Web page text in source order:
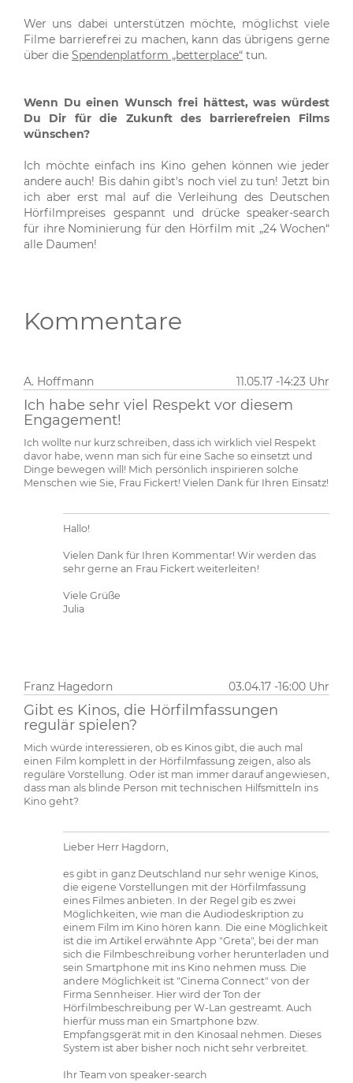
Wer uns dabei unterstützen möchte, möglichst viele
Filme barrierefrei zu machen, kann das übrigens gerne
über die Spendenplatform „betterplace“ tun.
Wenn Du einen Wunsch frei hättest, was würdest
Du Dir für die Zukunft des barrierefreien Films
wünschen?
Ich möchte einfach ins Kino gehen können wie jeder
andere auch! Bis dahin gibt's noch viel zu tun! Jetzt bin
ich aber erst mal auf die Verleihung des Deutschen
Hörfilmpreises gespannt und drücke speaker-search
für ihre Nominierung für den Hörfilm mit „24 Wochen“
alle Daumen!
Kommentare
A. Hoffmann 11.05.17 -14:23 Uhr
Ich habe sehr viel Respekt vor diesem
Engagement!
Ich wollte nur kurz schreiben, dass ich wirklich viel Respekt
davor habe, wenn man sich für eine Sache so einsetzt und
Dinge bewegen will! Mich persönlich inspirieren solche
Menschen wie Sie, Frau Fickert! Vielen Dank für Ihren Einsatz!
Hallo!
Vielen Dank für Ihren Kommentar! Wir werden das
sehr gerne an Frau Fickert weiterleiten!
Viele Grüße
Julia
Franz Hagedorn 03.04.17 -16:00 Uhr
Gibt es Kinos, die Hörfilmfassungen
regulär spielen?
Mich würde interessieren, ob es Kinos gibt, die auch mal
einen Film komplett in der Hörfilmfassung zeigen, also als
reguläre Vorstellung. Oder ist man immer darauf angewiesen,
dass man als blinde Person mit technischen Hilfsmitteln ins
Kino geht?
Lieber Herr Hagdorn,
es gibt in ganz Deutschland nur sehr wenige Kinos,
die eigene Vorstellungen mit der Hörfilmfassung
eines Filmes anbieten. In der Regel gib es zwei
Möglichkeiten, wie man die Audiodeskription zu
einem Film im Kino hören kann. Die eine Möglichkeit
ist die im Artikel erwähnte App "Greta", bei der man
sich die Filmbeschreibung vorher herunterladen und
sein Smartphone mit ins Kino nehmen muss. Die
andere Möglichkeit ist "Cinema Connect" von der
Firma Sennheiser. Hier wird der Ton der
Hörfilmbeschreibung per W-Lan gestreamt. Auch
hierfür muss man ein Smartphone bzw.
Empfangsgerät mit in den Kinosaal nehmen. Dieses
System ist aber bisher noch nicht sehr verbreitet.
Ihr Team von speaker-search